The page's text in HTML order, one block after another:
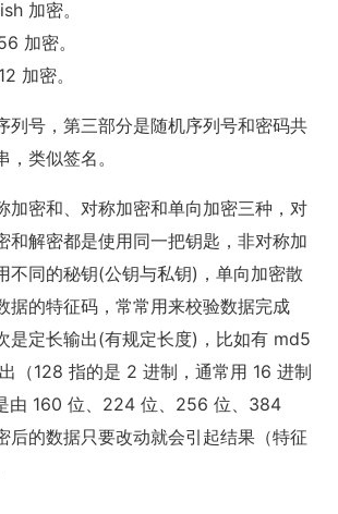
加密。
加密。
加密。
列号，第三部分是随机序列号和密码共
类似签名。
加密和、对称加密和单向加密三种，对
和解密都是使用同一把钥匙，非对称加
不同的秘钥(公钥与私钥)，单向加密散
据的特征码，常常用来校验数据完成
是定长输出(有规定长度)，比如有 md5
（128 指的是 2 进制，通常用 16 进制
由 160 位、224 位、256 位、384
后的数据只要改动就会引起结果（特征